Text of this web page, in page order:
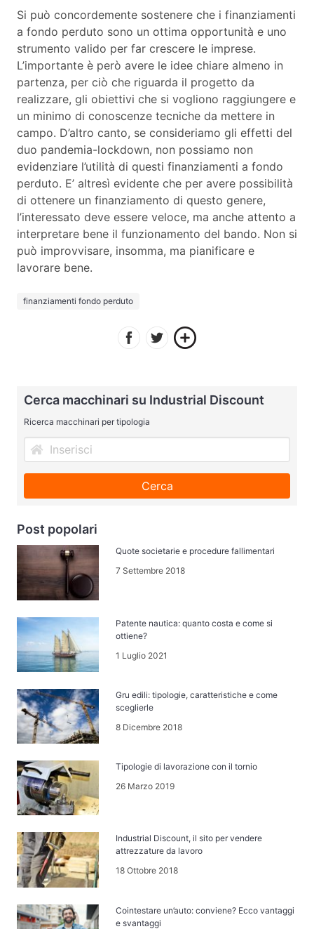
Si può concordemente sostenere che i finanziamenti
a fondo perduto sono un ottima opportunità e uno
strumento valido per far crescere le imprese.
L’importante è però avere le idee chiare almeno in
partenza, per ciò che riguarda il progetto da
realizzare, gli obiettivi che si vogliono raggiungere e
un minimo di conoscenze tecniche da mettere in
campo. D’altro canto, se consideriamo gli effetti del
duo pandemia-lockdown, non possiamo non
evidenziare l’utilità di questi finanziamenti a fondo
perduto. E’ altresì evidente che per avere possibilità
di ottenere un finanziamento di questo genere,
l’interessato deve essere veloce, ma anche attento a
interpretare bene il funzionamento del bando. Non si
può improvvisare, insomma, ma pianificare e
lavorare bene.
finanziamenti fondo perduto
Cerca macchinari su Industrial Discount
Ricerca macchinari per tipologia
Cerca
Post popolari
Quote societarie e procedure fallimentari
7 Settembre 2018
Patente nautica: quanto costa e come si
ottiene?
1 Luglio 2021
Gru edili: tipologie, caratteristiche e come
sceglierle
8 Dicembre 2018
Tipologie di lavorazione con il tornio
26 Marzo 2019
Industrial Discount, il sito per vendere
attrezzature da lavoro
18 Ottobre 2018
Cointestare un’auto: conviene? Ecco vantaggi
e svantaggi